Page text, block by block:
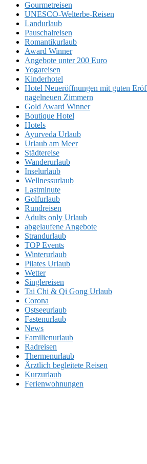
Gourmetreisen
UNESCO-Welterbe-Reisen
Landurlaub
Pauschalreisen
Romantikurlaub
Award Winner
Angebote unter 200 Euro
Yogareisen
Kinderhotel
Hotel Neueröffnungen mit guten
nagelneuen Zimmern
Gold Award Winner
Boutique Hotel
Hotels
Ayurveda Urlaub
Urlaub am Meer
Städtereise
Wanderurlaub
Inselurlaub
Wellnessurlaub
Lastminute
Golfurlaub
Rundreisen
Adults only Urlaub
abgelaufene Angebote
Strandurlaub
TOP Events
Winterurlaub
Pilates Urlaub
Wetter
Singlereisen
Tai Chi & Qi Gong Urlaub
Corona
Ostseeurlaub
Fastenurlaub
News
Familienurlaub
Radreisen
Thermenurlaub
Ärztlich begleitete Reisen
Kurzurlaub
Ferienwohnungen